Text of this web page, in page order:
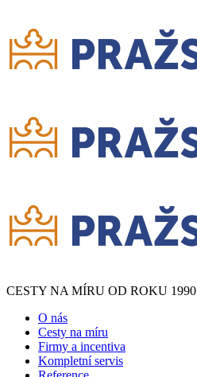
CESTY NA MÍRU OD ROKU 1990
O nás
Cesty na míru
Firmy a incentiva
Kompletní servis